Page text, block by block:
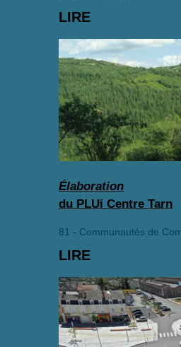
LIRE
Élaboration
du PLUi Centre Tarn
81 - Communautés de
LIRE